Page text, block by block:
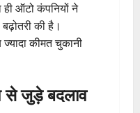
ऑटो कंपनियों ने
की है।
कीमत चुकानी
से जुड़े बदलाव